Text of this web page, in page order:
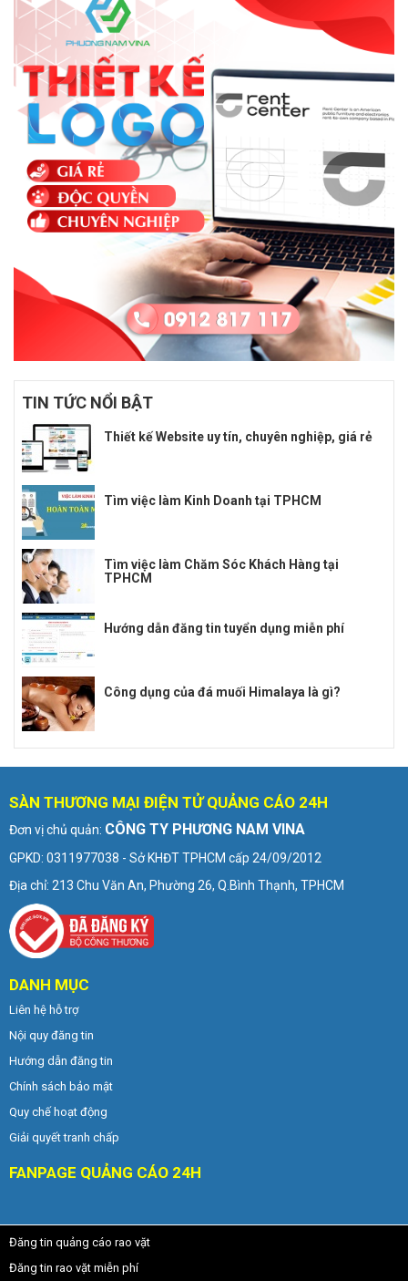
TIN TỨC NỔI BẬT
Thiết kế Website uy tín, chuyên nghiệp, giá rẻ
Tìm việc làm Kinh Doanh tại TPHCM
Tìm việc làm Chăm Sóc Khách Hàng tại
TPHCM
Hướng dẫn đăng tin tuyển dụng miễn phí
Công dụng của đá muối Himalaya là gì?
SÀN THƯƠNG MẠI ĐIỆN TỬ QUẢNG CÁO 24H
Đơn vị chủ quản: CÔNG TY PHƯƠNG NAM VINA
GPKD: 0311977038 - Sở KHĐT TPHCM cấp 24/09/2012
Địa chỉ: 213 Chu Văn An, Phường 26, Q.Bình Thạnh, TPHCM
DANH MỤC
Liên hệ hỗ trợ
Nội quy đăng tin
Hướng dẫn đăng tin
Chính sách bảo mật
Quy chế hoạt động
Giải quyết tranh chấp
FANPAGE QUẢNG CÁO 24H
Đăng tin quảng cáo rao vặt
Đăng tin rao vặt miễn phí